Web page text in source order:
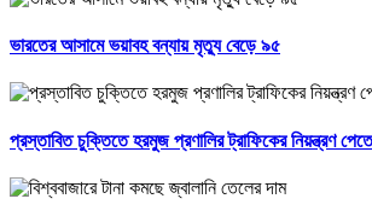
ভারতের আসামে ভয়াবহ বন্যায় মৃত্যু বেড়ে ৯৫
প্রস্তাবিত চুক্তিতে হরমুজ প্রণালির ট্রাফিকের নিয়ন্ত্রণ